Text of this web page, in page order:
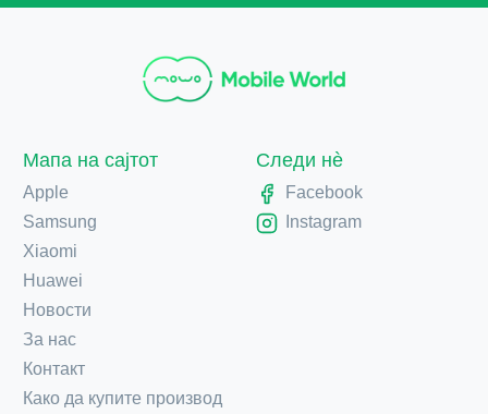
Мапа на сајтот
Apple
Samsung
Xiaomi
Huawei
Новости
За нас
Контакт
Како да купите производ
Следи нè
Facebook
Instagram